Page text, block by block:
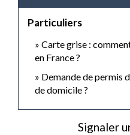
Particuliers
Carte grise :
en France ?
Demande de permis
de domicile ?
Signaler